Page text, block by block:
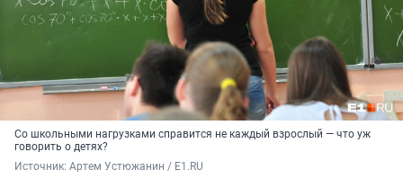
Со школьными нагрузками справится не каждый взрослый — что уж
говорить о детях?
Источник: Артем Устюжанин / E1.RU